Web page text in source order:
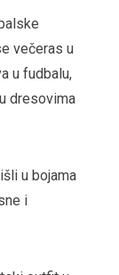
večeras u
u fudbalu,
dresovima
u bojama
i